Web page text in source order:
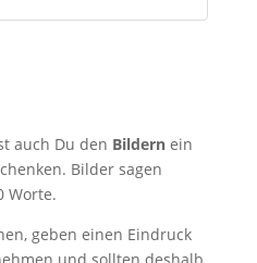
auch Du den Bildernein
Bilder sagen
Worte.
geben einen Eindruck